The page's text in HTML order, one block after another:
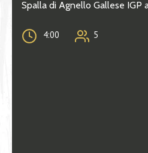
Spalla di Agnello Gallese IGP
4:00 5